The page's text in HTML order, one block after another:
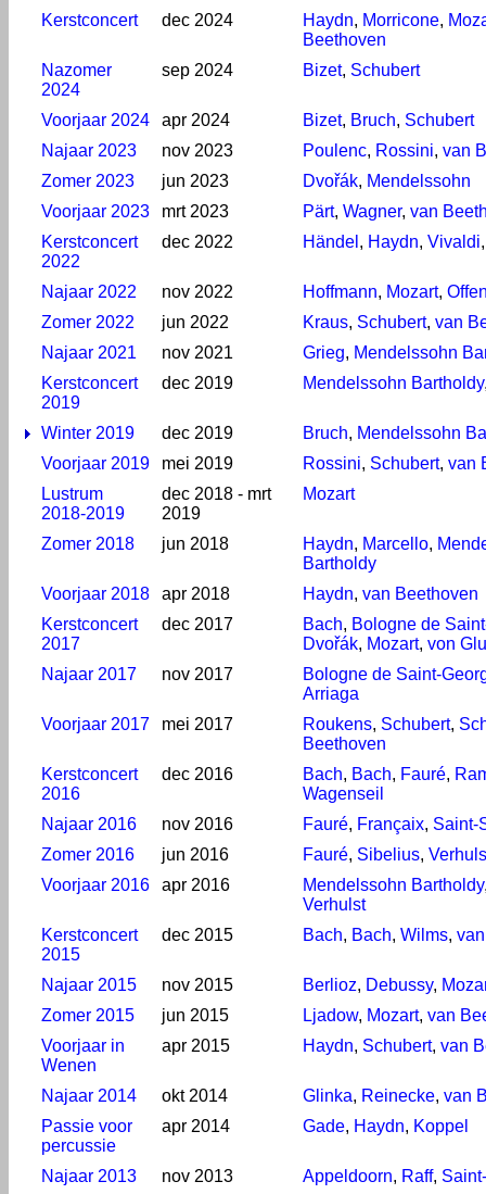
Kerstconcert
dec 2024 Haydn, Morricone,
Beethoven
Nazomer
2024
sep 2024 Bizet, Schubert
Voorjaar 2024 apr 2024 Bizet, Bruch, Schubert
Najaar 2023
nov 2023 Poulenc, Rossini, van
Zomer 2023
jun 2023 Dvořák, Mendelssohn
Voorjaar 2023
mrt 2023 Pärt, Wagner, van
Kerstconcert
2022
dec 2022 Händel , Haydn, Vivaldi
Najaar 2022 nov 2022 Hoffmann, Mozart,
Zomer 2022
jun 2022 Kraus, Schubert, van
Najaar 2021
nov 2021 Grieg, Mendelssohn
Kerstconcert
2019
dec 2019 Mendelssohn Bartholdy
Winter 2019 dec 2019 Bruch, Mendelssohn
Voorjaar 2019
mei 2019 Rossini, Schubert, van
Lustrum
2018-2019
dec 2018 - mrt
2019
Mozart
Zomer 2018 jun 2018 Haydn, Marcello,
Bartholdy
Voorjaar 2018
apr 2018 Haydn, van Beethoven
Kerstconcert
2017
dec 2017 Bach, Bologne de
Dvořák, Mozart, von
Najaar 2017
nov 2017
Bologne de Saint-
Arriaga
Voorjaar 2017
mei 2017 Roukens, Schubert,
Beethoven
Kerstconcert
2016
dec 2016 Bach, Bach, Fauré,
Wagenseil
Najaar 2016
nov 2016 Fauré, Françaix, Saint-
Zomer 2016
jun 2016 Fauré, Sibelius,
Voorjaar 2016
apr 2016 Mendelssohn Bartholdy
Verhulst
Kerstconcert
2015
dec 2015 Bach, Bach, Wilms,
Najaar 2015 nov 2015 Berlioz, Debussy,
Zomer 2015
jun 2015 Ljadow, Mozart, van
Voorjaar in
Wenen
apr 2015 Haydn, Schubert, van
Najaar 2014 okt 2014 Glinka, Reinecke, van
Passie voor
percussie
apr 2014 Gade, Haydn, Koppel
Najaar 2013 nov 2013 Appeldoorn, Raff,